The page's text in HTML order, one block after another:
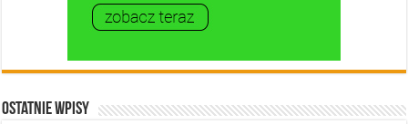
Ostatnie wpisy